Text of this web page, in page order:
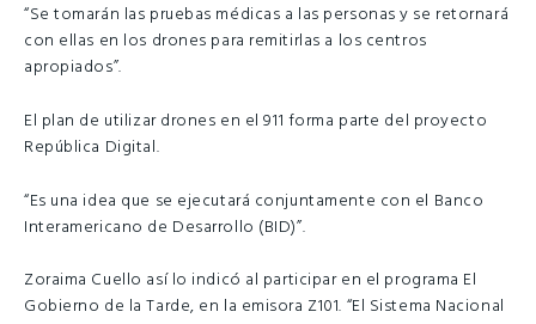
“Se tomarán las pruebas médicas a las personas y se retornará
con ellas en los drones para remitirlas a los centros
apropiados”.
El plan de utilizar drones en el 911 forma parte del proyecto
República Digital.
“Es una idea que se ejecutará conjuntamente con el Banco
Interamericano de Desarrollo (BID)”.
Zoraima Cuello así lo indicó al participar en el programa El
Gobierno de la Tarde, en la emisora Z101. “El Sistema Nacional